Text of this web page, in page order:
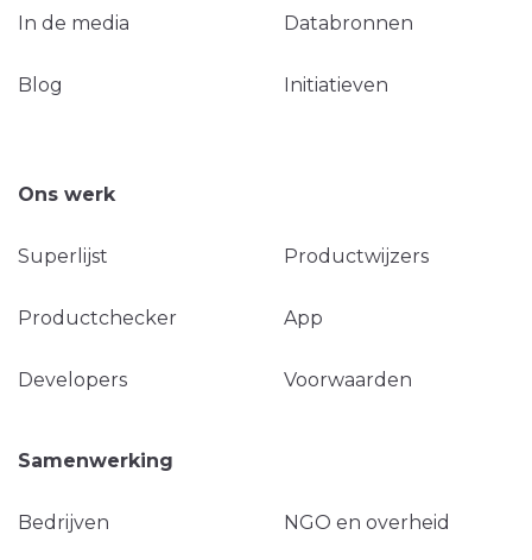
In de media Databronnen
Blog Initiatieven
Ons werk
Superlijst Productwijzers
Productchecker App
Developers Voorwaarden
Samenwerking
Bedrijven NGO en overheid